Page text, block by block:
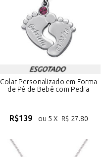
Colar Personalizado em Forma
de Pé de Bebê com Pedra
R$139 ou 5 X R$ 27.80